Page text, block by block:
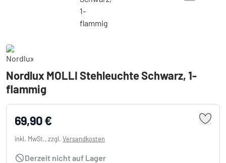
Nordlux MOLLI Stehleuchte Schwarz, 1-
flammig
69,90 €
inkl. MwSt., zzgl. Versandkosten
Derzeit nicht auf Lager